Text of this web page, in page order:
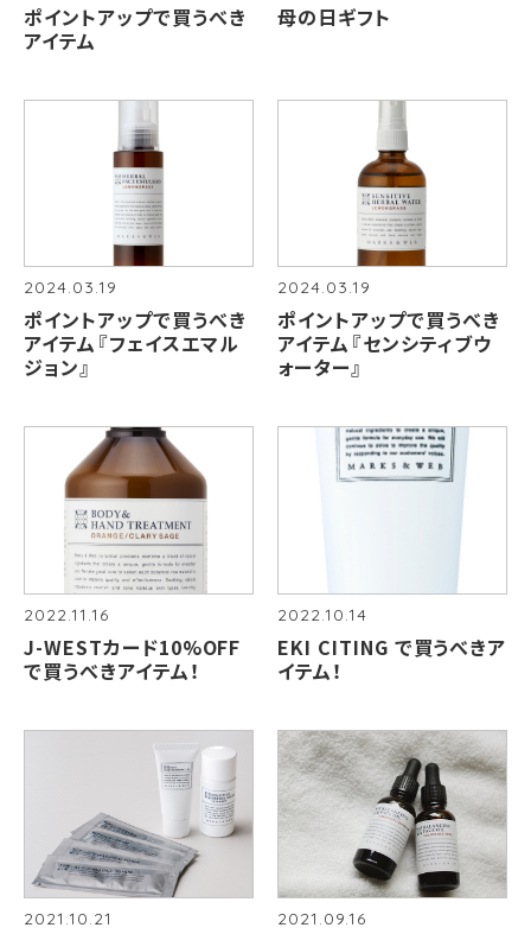
ポイントアップで買うべき
アイテム
母の日ギフト
2024.03.19
ポイントアップで買うべき
アイテム『フェイスエマル
ジョン』
2024.03.19
ポイントアップで買うべき
アイテム『センシティブウ
ォーター』
2022.11.16
J-WESTカード10%OFF
で買うべきアイテム！
2022.10.14
EKI CITING で買うべきア
イテム！
2021.10.21 2021.09.16